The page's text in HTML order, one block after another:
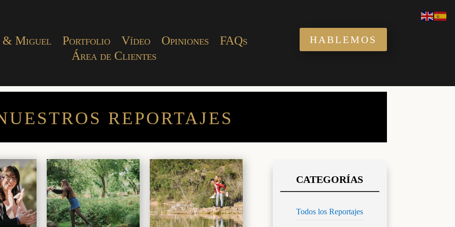
& Miguel Portfolio Vídeo Opiniones
FAQs
Área de Clientes
HABLEMOS
REPORTAJES
Todos los Reportajes